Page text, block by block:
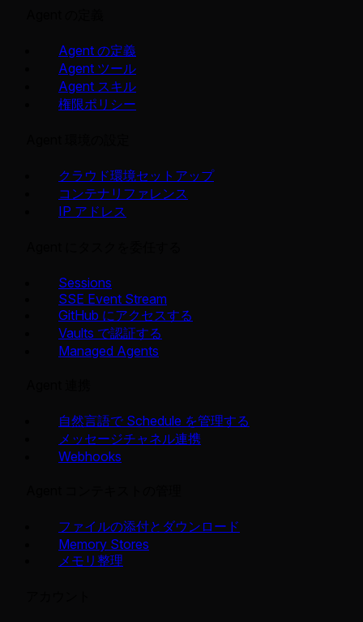
Agent の定義
Agent ツール
Agent スキル
権限ポリシー
クラウド環境セットアップ
コンテナリファレンス
IP アドレス
Sessions
SSE Event Stream
GitHub にアクセスする
Vaults で認証する
Managed Agents
自然言語で Schedule を管理する
メッセージチャネル連携
Webhooks
ファイルの添付とダウンロード
Memory Stores
メモリ整理